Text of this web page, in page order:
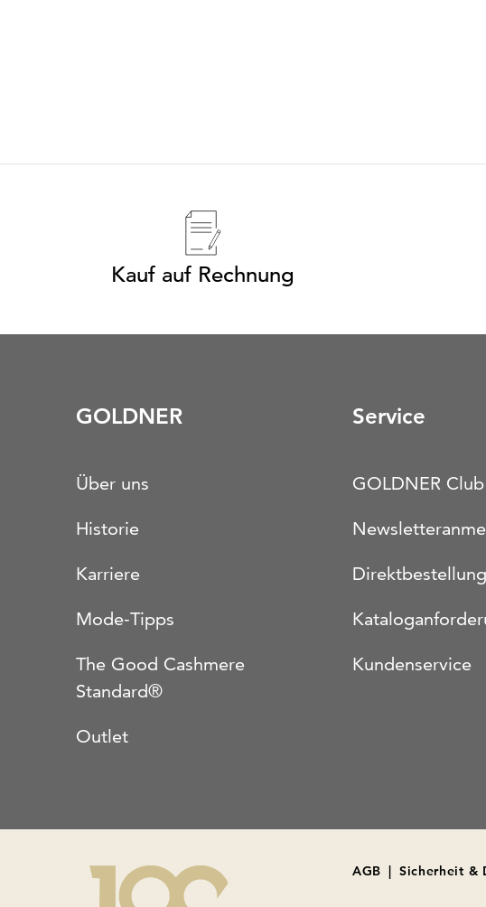
Kauf auf Rechnung
GOLDNER
Über uns
Historie
Karriere
Mode-Tipps
The Good Cashmere
Standard®
Outlet
Service
GOLDNER Club
Direktbestellung
Kundenservice
AGB | Sicherheit &